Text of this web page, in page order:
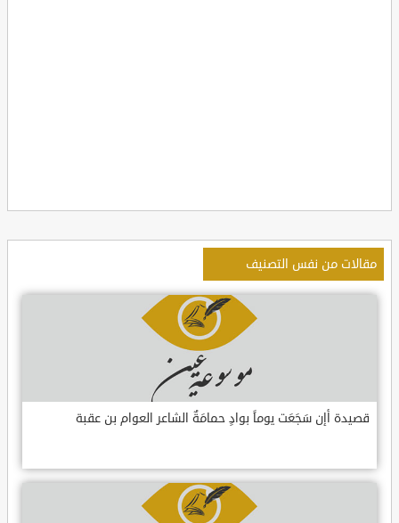
مقالات من نفس التصنيف
قصيدة أإن سَجَعَت يوماً بوادٍ حمامَةٌ الشاعر العوام بن عقبة